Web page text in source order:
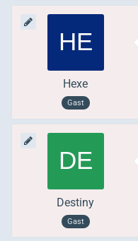
Hexe
Gast
Destiny
Gast